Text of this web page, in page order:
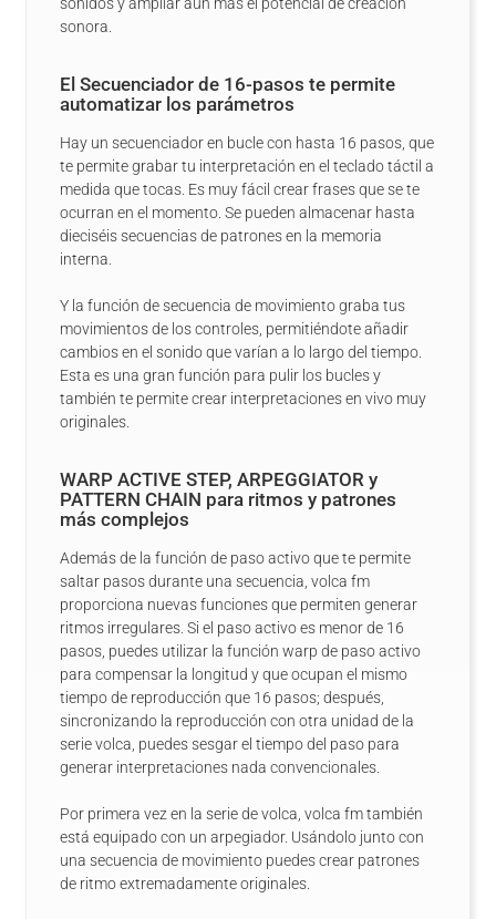
sonora.
El Secuenciador de 16-pasos te permite
automatizar los parámetros
Hay un secuenciador en bucle con hasta 16 pasos, que
te permite grabar tu interpretación en el teclado táctil a
medida que tocas. Es muy fácil crear frases que se te
ocurran en el momento. Se pueden almacenar hasta
dieciséis secuencias de patrones en la memoria
interna.
Y la función de secuencia de movimiento graba tus
movimientos de los controles, permitiéndote añadir
cambios en el sonido que varían a lo largo del tiempo.
Esta es una gran función para pulir los bucles y
también te permite crear interpretaciones en vivo muy
originales.
WARP ACTIVE STEP, ARPEGGIATOR y
PATTERN CHAIN para ritmos y patrones
más complejos
Además de la función de paso activo que te permite
saltar pasos durante una secuencia, volca fm
proporciona nuevas funciones que permiten generar
ritmos irregulares. Si el paso activo es menor de 16
pasos, puedes utilizar la función warp de paso activo
para compensar la longitud y que ocupan el mismo
tiempo de reproducción que 16 pasos; después,
sincronizando la reproducción con otra unidad de la
serie volca, puedes sesgar el tiempo del paso para
generar interpretaciones nada convencionales.
Por primera vez en la serie de volca, volca fm también
está equipado con un arpegiador. Usándolo junto con
una secuencia de movimiento puedes crear patrones
de ritmo extremadamente originales.